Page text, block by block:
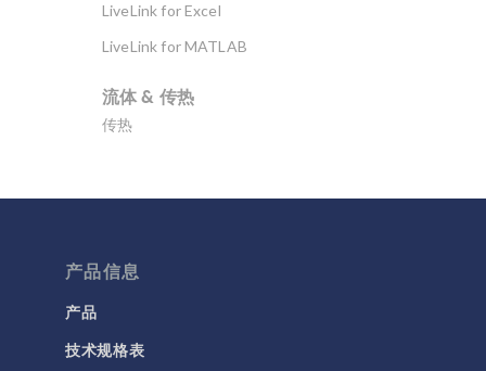
LiveLink for Excel
LiveLink for MATLAB
流体 & 传热
传热
多孔介质流动
流体流动颗粒跟踪
电磁学
产品信息
产品
技术规格表